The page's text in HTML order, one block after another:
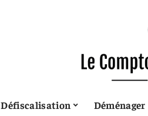
Défiscalisation Déménager